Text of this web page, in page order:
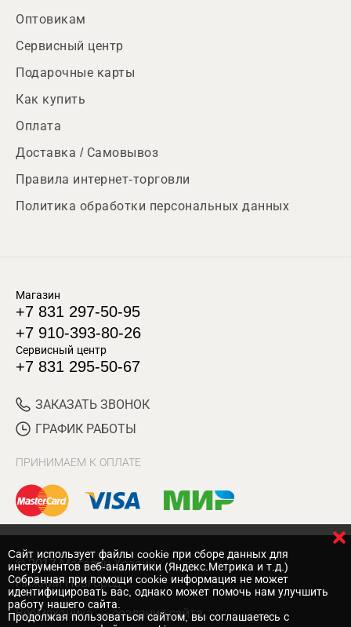
Оптовикам
Сервисный центр
Подарочные карты
Как купить
Оплата
Доставка / Самовывоз
Правила интернет-торговли
Политика обработки персональных данных
Магазин
+7 831 297-50-95
+7 910-393-80-26
Сервисный центр
+7 831 295-50-67
ЗАКАЗАТЬ ЗВОНОК
ГРАФИК РАБОТЫ
ПРИНИМАЕМ К ОПЛАТЕ
© 2017 Магазин Хозяин
Нижний Новгород
Вебмеханика — создание сайта
Cайт использует файлы cookie при сборе данных для
инструментов веб-аналитики (Яндекс.Метрика и т.д.)
Собранная при помощи cookie информация не может
идентифицировать вас, однако может помочь нам улучшить
работу нашего сайта.
Продолжая пользоваться сайтом, вы соглашаетесь с